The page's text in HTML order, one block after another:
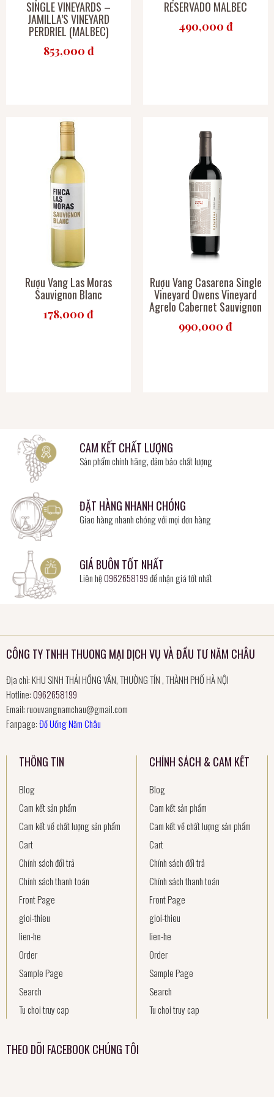
SINGLE VINEYARDS –
JAMILLA’S VINEYARD
PERDRIEL (MALBEC)
853,000 đ
RESERVADO MALBEC
490,000 đ
Rượu Vang Las Moras
Sauvignon Blanc
178,000 đ
Rượu Vang Casarena Single
Vineyard Owens Vineyard
Agrelo Cabernet Sauvignon
990,000 đ
CAM KẾT CHẤT LƯỢNG
Sản phẩm chính hãng, đảm bảo chất lượng
ĐẶT HÀNG NHANH CHÓNG
Giao hàng nhanh chóng với mọi đơn hàng
GIÁ BUÔN TỐT NHẤT
Liên hệ0962658199để nhận giá tốt nhất
CÔNG TY TNHH THUONG MẠI DỊCH VỤ VÀ ĐẦU TƯ NĂM CHÂU
Địa chỉ: KHU SINH THÁI HỒNG VÂN, THƯỜNG TÍN , THÀNH PHỐ HÀ NỘI
Hotline:0962658199
Email:ruouvangnamchau@gmail.com
Fanpage:Đồ Uống Năm Châu
THÔNG TIN
Blog
Cam kết sản phẩm
Cam kết về chất lượng sản phẩm
Cart
Chính sách đổi trả
Chính sách thanh toán
Front Page
gioi-thieu
lien-he
Order
Sample Page
Search
Tu choi truy cap
CHÍNH SÁCH & CAM KẾT
Blog
Cam kết sản phẩm
Cam kết về chất lượng sản phẩm
Cart
Chính sách đổi trả
Chính sách thanh toán
Front Page
gioi-thieu
lien-he
Order
Sample Page
Search
Tu choi truy cap
THEO DÕI FACEBOOK CHÚNG TÔI